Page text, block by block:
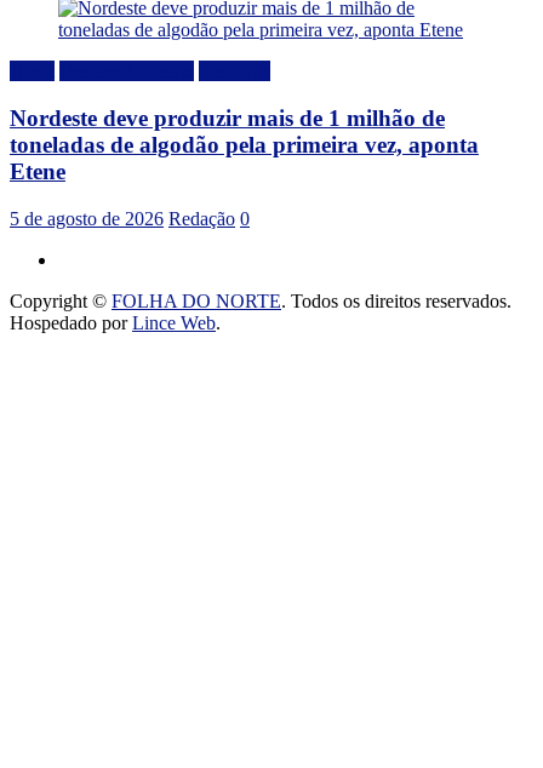
Nordeste deve produzir mais de 1 milhão de
toneladas de algodão pela primeira vez, aponta
Etene
5 de agosto de 2026 Redação 0
Copyright © FOLHA DO NORTE. Todos os direitos reservados.
Hospedado porLince Web.